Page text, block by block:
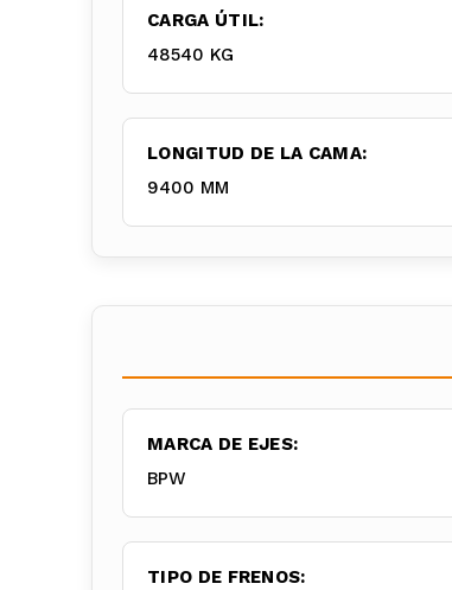
CARGA ÚTIL:
48540 KG
LONGITUD DE LA CAMA:
9400 MM
MARCA DE EJES:
BPW
TIPO DE FRENOS: